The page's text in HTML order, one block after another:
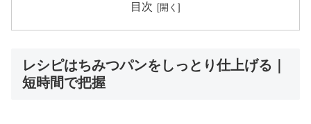
目次
レシピはちみつパンをしっとり仕上げる｜
短時間で把握